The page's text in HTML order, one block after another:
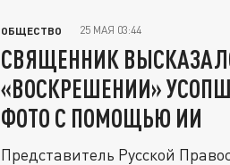
ОБЩЕСТВО 25 МАЯ 03:44
СВЯЩЕННИК
«ВОСКРЕШЕНИИ»
ФОТО С ПОМОЩЬЮ ИИ
Представитель Русской